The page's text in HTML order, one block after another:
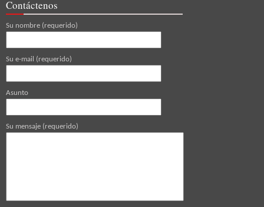
Contáctenos
Su nombre (requerido)
Su e-mail (requerido)
Asunto
Su mensaje (requerido)